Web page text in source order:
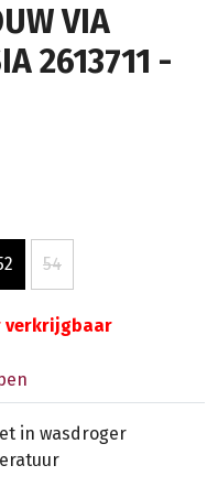
VIA
2613711 -
54
verkrijgbaar
in wasdroger